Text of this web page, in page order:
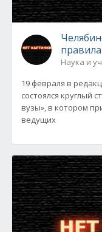
Наука и
19 февраля в
состоялся круглый
вузы», в котором
ведущих